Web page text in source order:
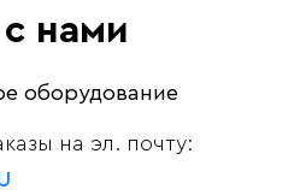
нами
оборудование
на эл. почту: